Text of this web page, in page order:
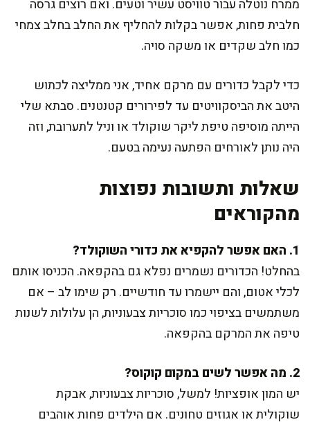
ממרח נוטלה עבור טוויסט עשיר וטעים. ואם רוצים גרסה
חלבית פחות, אפשר בקלות להחליף את החלב בחלב צמחי
כמו חלב שקדים או משקה סויה.
כדי לקבל כדורים עם מרקם אחיד, אני ממליצה לכתוש
היטב את הביסקוויטים עד לפירורים קטנטנים. סבתא שלי
הייתה מוסיפה טיפת ליקר שוקולד או וניל לתערובת, וזה
היה נותן לאורחים הפתעה נעימה בטעם.
שאלות ותשובות נפוצות
מהקוראים
1. האם אפשר להקפיא את כדורי השוקולד?
בהחלט! הכדורים נשמרים נפלא גם בהקפאה. הכניסו אותם
לכלי אטום, והם יישמרו עד חודשיים. רק שימו לב – אם
משתמשים בציפוי כמו סוכריות צבעוניות, הן עלולות לשנות
טיפה את המרקם בהקפאה.
2. מה אפשר לשים במקום קוקוס?
יש המון אופציות! למשל, סוכריות צבעוניות, אבקת
שוקולית או אגוזים טחונים. אם הילדים פחות אוהבים